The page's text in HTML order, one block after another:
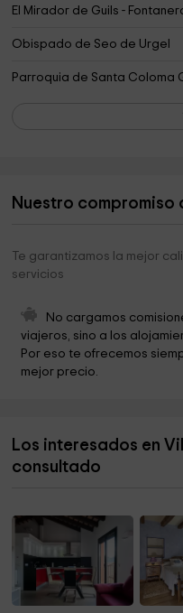
El Mirador de Guils -
Obispado de Seo de Urgel
Parroquia de Santa Coloma
Iglesia de Sant Esteve
Ayuntamiento de Guils de
Ceps Y Robellons
Hermita de Quadres
Capella de Sant Antoni
Ayuntamiento DE BOLVIR
Nuestro compromiso
Te garantizamos la mejor
servicios
No cargamos
viajeros, sino a los
Por eso te ofrecemos
mejor precio.
Los interesados en
consultado